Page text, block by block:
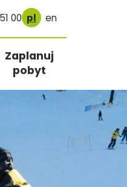
00 pl en
Zaplanuj
pobyt